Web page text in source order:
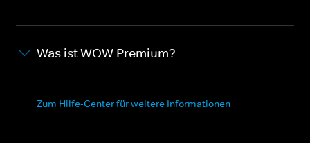
Was ist WOW Premium?
Zum Hilfe-Center für weitere Informationen